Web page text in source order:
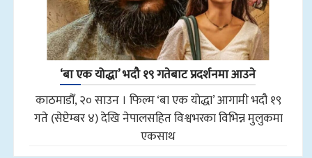
‘बा एक योद्धा’ भदौ १९ गतेबाट प्रदर्शनमा आउने
काठमाडौँ, २० साउन । फिल्म ‘बा एक योद्धा’ आगामी भदौ १९
गते (सेप्टेम्बर ४) देखि नेपालसहित विश्वभरका विभिन्न मुलुकमा
एकसाथ